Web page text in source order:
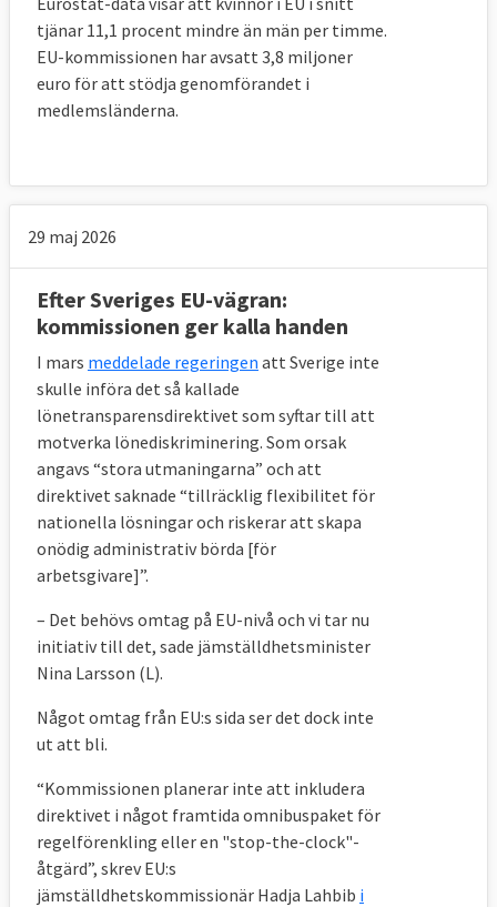
tjänar 11,1 procent mindre än män per timme.
EU-kommissionen har avsatt 3,8 miljoner
euro för att stödja genomförandet i
medlemsländerna.
29 maj 2026
Efter Sveriges EU-vägran:
kommissionen ger kalla handen
I mars meddelade regeringen att Sverige inte
skulle införa det så kallade
lönetransparensdirektivet som syftar till att
motverka lönediskriminering. Som orsak
angavs “stora utmaningarna” och att
direktivet saknade “tillräcklig flexibilitet för
nationella lösningar och riskerar att skapa
onödig administrativ börda [för
arbetsgivare]”.
– Det behövs omtag på EU-nivå och vi tar nu
initiativ till det, sade jämställdhetsminister
Nina Larsson (L).
Något omtag från EU:s sida ser det dock inte
ut att bli.
“Kommissionen planerar inte att inkludera
direktivet i något framtida omnibuspaket för
regelförenkling eller en "stop-the-clock"-
åtgärd”, skrev EU:s
jämställdhetskommissionär Hadja Lahbib i